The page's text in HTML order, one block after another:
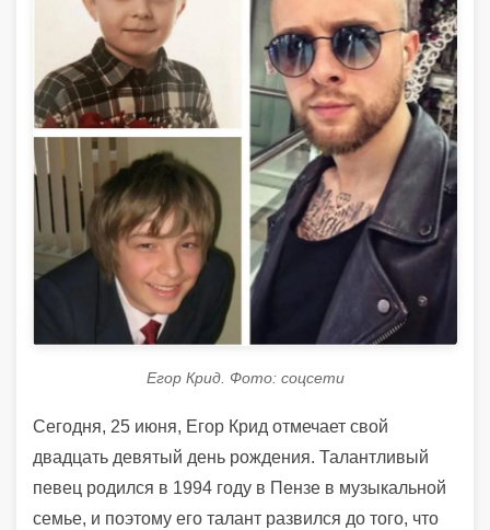
Егор Крид. Фото: соцсети
Сегодня, 25 июня, Егор Крид отмечает свой
двадцать девятый день рождения. Талантливый
певец родился в 1994 году в Пензе в музыкальной
семье, и поэтому его талант развился до того, что